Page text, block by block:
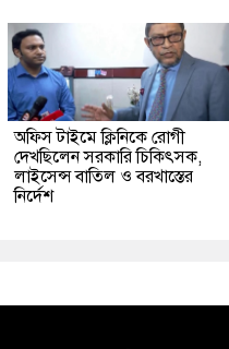
অফিস টাইমে ক্লিনিকে রোগী
দেখছিলেন সরকারি চিকিৎসক,
লাইসেন্স বাতিল ও বরখাস্তের
নির্দেশ